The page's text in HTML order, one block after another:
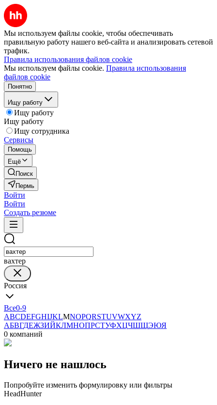
Мы используем файлы cookie, чтобы обеспечивать
правильную работу нашего веб-сайта и анализировать сетевой
трафик.
Правила использования файлов cookie
Мы используем файлы cookie. Правила использования
файлов cookie
Понятно
Ищу работу
Ищу работу
Ищу работу
Ищу сотрудника
Сервисы
Помощь
Ещё
Поиск
Пермь
Войти
Войти
Создать резюме
вахтер
Россия
Все0-9
ABCDEFGHIJKLMNOPQRSTUVWXYZ
АБВГДЕЖЗИЙКЛМНОПРСТУФХЦЧШЩЭЮЯ
0 компаний
Ничего не нашлось
Попробуйте изменить формулировку или фильтры
HeadHunter